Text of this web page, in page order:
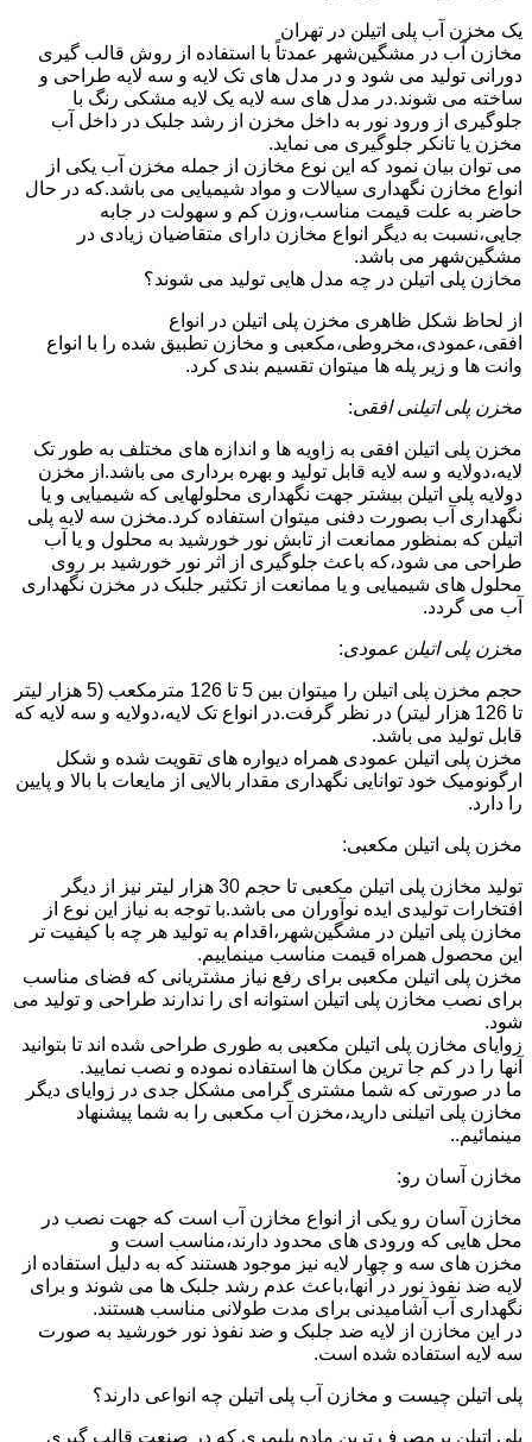
یک مخزن آب پلی اتیلن در تهران
مخازن آب در مشگین‌شهر عمدتاً با استفاده از روش قالب گیری
دورانی تولید می شود و در مدل های تک لایه و سه لایه طراحی و
ساخته می شوند.در مدل های سه لایه یک لایه مشکی رنگ با
جلوگیری از ورود نور به داخل مخزن از رشد جلبک در داخل آب
مخزن یا تانکر جلوگیری می نماید.
می توان بیان نمود که این نوع مخازن از جمله مخزن آب یکی از
انواع مخازن نگهداری سیالات و مواد شیمیایی می باشد.که در حال
حاضر به علت قیمت مناسب،وزن کم و سهولت در جابه
جایی،نسبت به دیگر انواع مخازن دارای متقاضیان زیادی در
مشگین‌شهر می باشد.
مخازن پلی اتیلن در چه مدل هایی تولید می شوند؟
از لحاظ شکل ظاهری مخزن پلی اتیلن در انواع
افقی،عمودی،مخروطی،مکعبی و مخازن تطبیق شده را با انواع
وانت ها و زیر پله ها میتوان تقسیم بندی کرد.
مخزن پلی اتیلنی افقی:
مخزن پلی اتیلن افقی به زاویه ها و اندازه های مختلف به طور تک
لایه،دولایه و سه لایه قابل تولید و بهره برداری می باشد.از مخزن
دولایه پلی اتیلن بیشتر جهت نگهداری محلولهایی که شیمیایی و یا
نگهداری آب بصورت دفنی میتوان استفاده کرد.مخزن سه لایه پلی
اتیلن که بمنظور ممانعت از تابش نور خورشید به محلول و یا آب
طراحی می شود،که باعث جلوگیری از اثر نور خورشید بر روی
محلول های شیمیایی و یا ممانعت از تکثیر جلبک در مخزن نگهداری
آب می گردد.
مخزن پلی اتیلن عمودی:
حجم مخزن پلی اتیلن را میتوان بین 5 تا 126 مترمکعب (5 هزار لیتر
تا 126 هزار لیتر) در نظر گرفت.در انواع تک لایه،دولایه و سه لایه که
قابل تولید می باشد.
مخزن پلی اتیلن عمودی همراه دیواره های تقویت شده و شکل
ارگونومیک خود توانایی نگهداری مقدار بالایی از مایعات با بالا و پایین
را دارد.
مخزن پلی اتیلن مکعبی:
تولید مخازن پلی اتیلن مکعبی تا حجم 30 هزار لیتر نیز از دیگر
افتخارات تولیدی ایده نوآوران می باشد.با توجه به نیاز این نوع از
مخازن پلی اتیلن در مشگین‌شهر،اقدام به تولید هر چه با کیفیت تر
این محصول همراه قیمت مناسب مینماییم.
مخزن پلی اتیلن مکعبی برای رفع نیاز مشتریانی که فضای مناسب
برای نصب مخازن پلی اتیلن استوانه ای را ندارند طراحی و تولید می
شود.
زوایای مخازن پلی اتیلن مکعبی به طوری طراحی شده اند تا بتوانید
آنها را در کم جا ترین مکان ها استفاده نموده و نصب نمایید.
ما در صورتی که شما مشتری گرامی مشکل جدی در زوایای دیگر
مخازن پلی اتیلنی دارید،مخزن آب مکعبی را به شما پیشنهاد
مینمائیم..
مخازن آسان رو:
مخازن آسان رو یکی از انواع مخازن آب است که جهت نصب در
محل هایی که ورودی های محدود دارند،مناسب است و
مخزن های سه و چهار لایه نیز موجود هستند که به دلیل استفاده از
لایه ضد نفوذ نور در آنها،باعث عدم رشد جلبک ها می شوند و برای
نگهداری آب آشامیدنی برای مدت طولانی مناسب هستند.
در این مخازن از لایه ضد جلبک و ضد نفوذ نور خورشید به صورت
سه لایه استفاده شده است.
پلی اتیلن چیست و مخازن آب پلی اتیلن چه انواعی دارند؟
پلی اتیلن پرمصرف ترین ماده پلیمری که در صنعت قالب گیری